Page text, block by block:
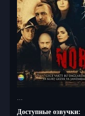
...
Доступные озвучки: